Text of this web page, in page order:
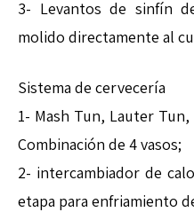
3- Levantos de sinfín
molido directamente al
Sistema de cervecería
1- Mash Tun, Lauter
Combinación de 4 vasos;
2- intercambiador de
etapa para enfriamiento